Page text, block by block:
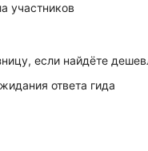
участников
если найдёте
ответа гида